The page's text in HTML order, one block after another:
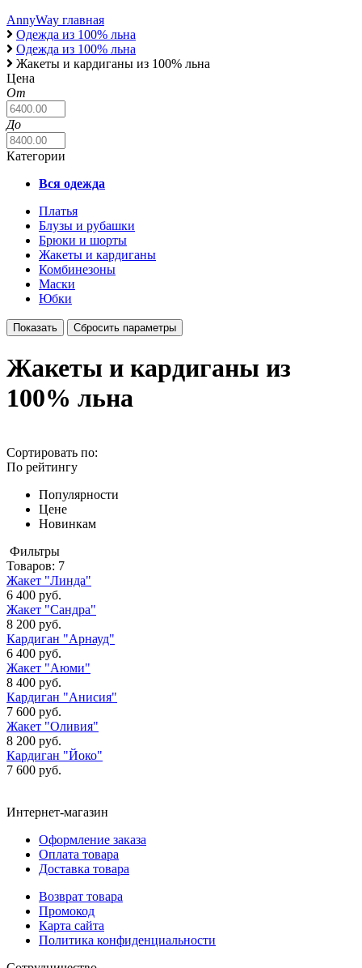
AnnyWay главная
Одежда из 100% льна
Одежда из 100% льна
Жакеты и кардиганы из 100% льна
Цена
От
До
Категории
Вся одежда
Платья
Блузы и рубашки
Брюки и шорты
Жакеты и кардиганы
Комбинезоны
Маски
Юбки
Жакеты и кардиганы из
100% льна
Сортировать по:
По рейтингу
Популярности
Цене
Новинкам
Фильтры
Товаров: 7
Жакет "Линда"
6 400 руб.
Жакет "Сандра"
8 200 руб.
Кардиган "Арнауд"
6 400 руб.
Жакет "Аюми"
8 400 руб.
Кардиган "Анисия"
7 600 руб.
Жакет "Оливия"
8 200 руб.
Кардиган "Йоко"
7 600 руб.
Интернет-магазин
Оформление заказа
Оплата товара
Доставка товара
Возврат товара
Промокод
Карта сайта
Политика конфиденциальности